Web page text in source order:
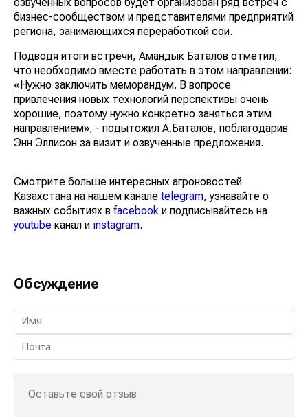
бизнес-сообществом и представителями предприятий
региона, занимающихся переработкой сои.
Подводя итоги встречи, Амандык Баталов отметил,
что необходимо вместе работать в этом направлении:
«Нужно заключить меморандум. В вопросе
привлечения новых технологий перспективы очень
хорошие, поэтому нужно конкретно заняться этим
направлением», - подытожил А.Баталов, поблагодарив
Энн Эллисон за визит и озвученные предложения.
Смотрите больше интересных агроновостей
Казахстана на нашем канале telegram, узнавайте о
важных событиях в facebook и подписывайтесь на
youtube канал и instagram.
Обсуждение